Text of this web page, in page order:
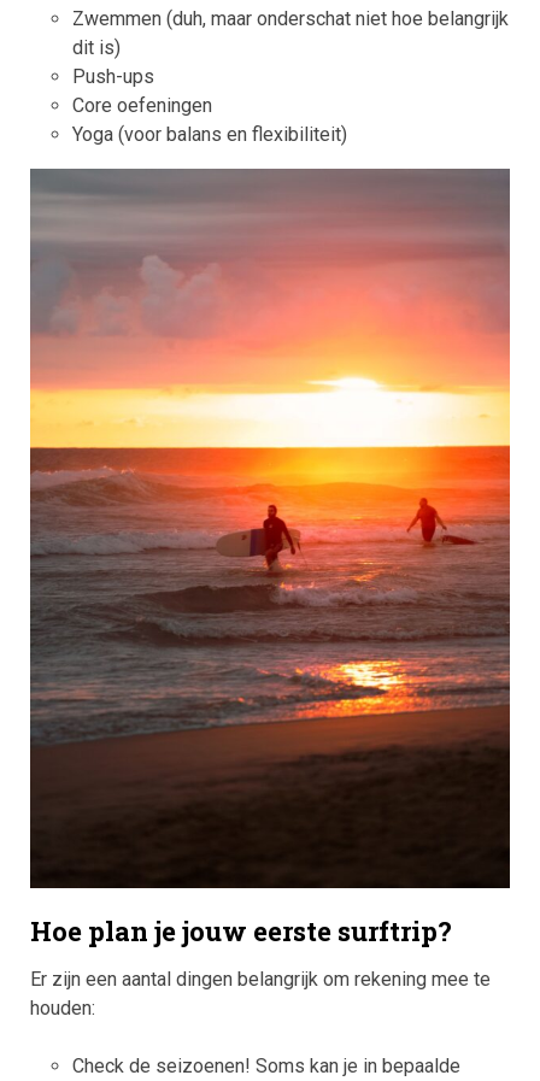
Zwemmen (duh, maar onderschat niet hoe belangrijk
dit is)
Push-ups
Core oefeningen
Yoga (voor balans en flexibiliteit)
Hoe plan je jouw eerste surftrip?
Er zijn een aantal dingen belangrijk om rekening mee te
houden:
Check de seizoenen! Soms kan je in bepaalde